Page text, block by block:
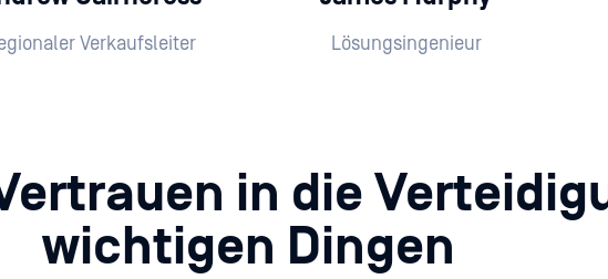
Verkaufsleiter Lösungsingenieur
in die
wichtigen Dingen